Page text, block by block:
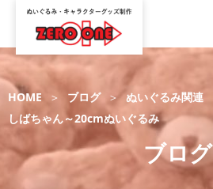
HOME ブログ
ぬいぐるみ関連
しばちゃん～20cmぬいぐるみ
ブログ